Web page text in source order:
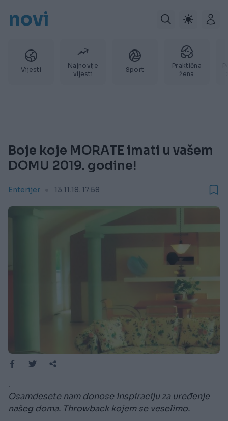
novi
Vijesti
Najnovije
vijesti
Sport
Praktična
žena
Boje koje MORATE imati u vašem
DOMU 2019. godine!
Enterijer 13.11.18. 17:58
.
Osamdesete nam donose inspiraciju za uređenje
našeg doma. Throwback kojem se veselimo.